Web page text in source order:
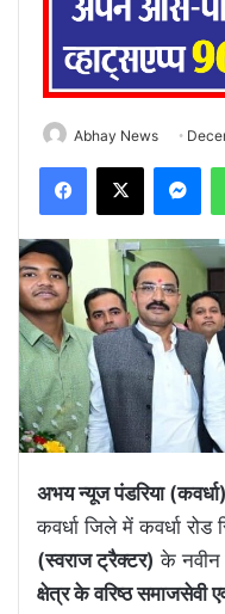
Abhay News
Facebook
X
अभय न्यूज पंडरिया
कवर्धा जिले में कवर्धा रोड
(स्वराज ट्रैक्टर) के नवीन
क्षेत्र के वरिष्ठ समाजसेवी